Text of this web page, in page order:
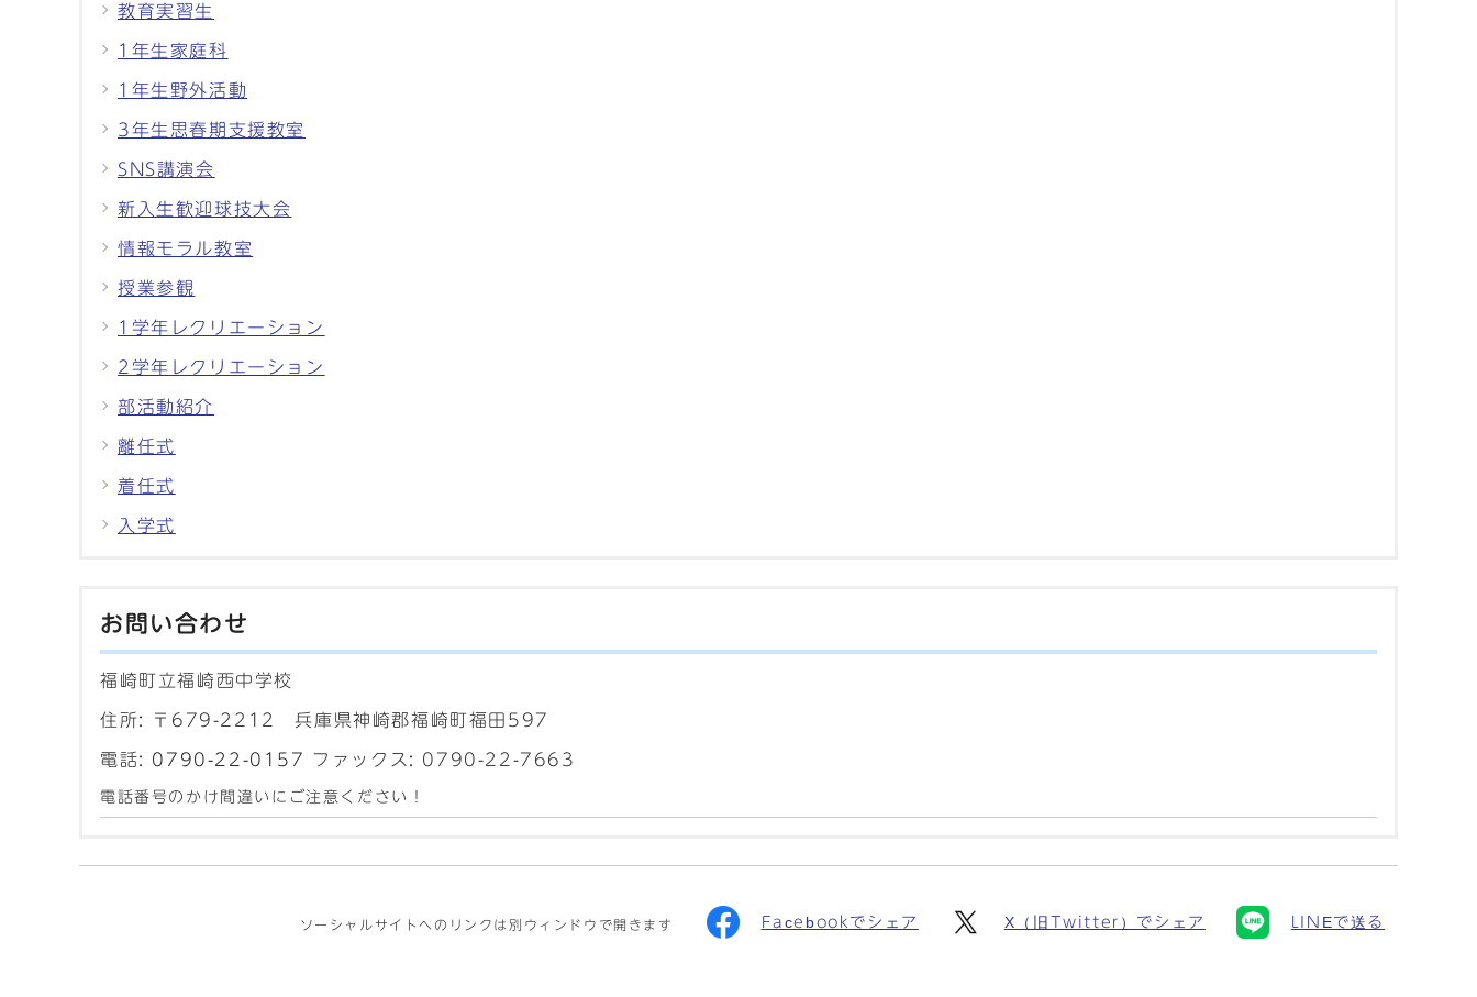
教育実習生
1年生家庭科
1年生野外活動
3年生思春期支援教室
SNS講演会
新入生歓迎球技大会
情報モラル教室
授業参観
1学年レクリエーション
2学年レクリエーション
部活動紹介
離任式
着任式
入学式
お問い合わせ
福崎町立福崎西中学校
住所: 〒679-2212 兵庫県神崎郡福崎町福田597
電話: 0790-22-0157 ファックス: 0790-22-7663
電話番号のかけ間違いにご注意ください！
ソーシャルサイトへのリンクは別ウィンドウで開きます Facebookでシェア X（旧Twitter）でシェア LINEで送る